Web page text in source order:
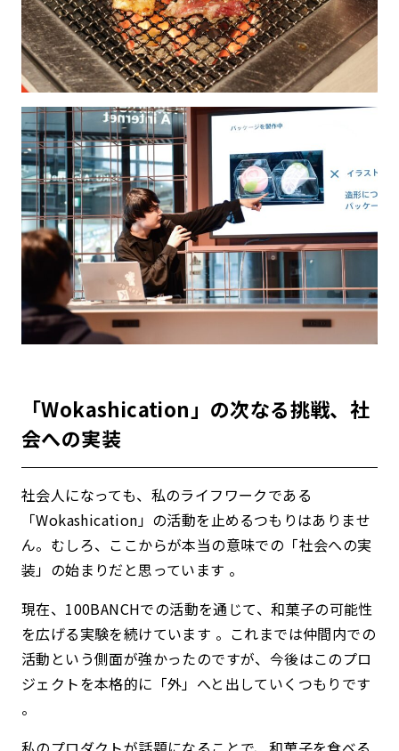
「Wokashication」の次なる挑戦、社
会への実装
社会人になっても、私のライフワークである
「Wokashication」の活動を止めるつもりはありませ
ん。 むしろ、ここからが本当の意味での「社会への実
装」の始まりだと思っています 。
現在、100BANCHでの活動を通じて、和菓子の可能性
を広げる実験を続けています 。これまでは仲間内での
活動という側面が強かったのですが、 今後はこのプロ
ジェクトを本格的に「外」へと出していくつもりです
。